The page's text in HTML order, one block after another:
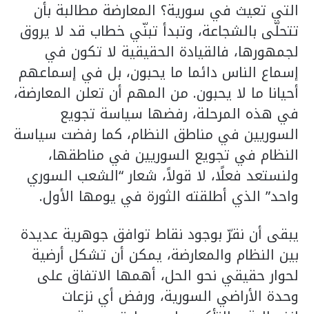
التي تعيث في سورية؟ المعارضة مطالبة بأن
تتحلّى بالشجاعة، وتبدأ تبنّي خطاب قد لا يروق
لجمهورها، فالقيادة الحقيقية لا تكون في
إسماع الناس دائما ما يحبون، بل في إسماعهم
أحيانا ما لا يحبون. من المهم أن تعلن المعارضة،
في هذه المرحلة، رفضها سياسة تجويع
السوريين في مناطق النظام، كما رفضت سياسة
النظام في تجويع السوريين في مناطقها،
ولنستعد فعلًا، لا قولاً، شعار “الشعب السوري
واحد” الذي أطلقته الثورة في يومها الأول.
يبقى أن نقرّ بوجود نقاط توافق جوهرية عديدة
بين النظام والمعارضة، يمكن أن تشكل أرضية
لحوار حقيقي نحو الحل، أهمها الاتفاق على
وحدة الأراضي السورية، ورفض أي نزعات